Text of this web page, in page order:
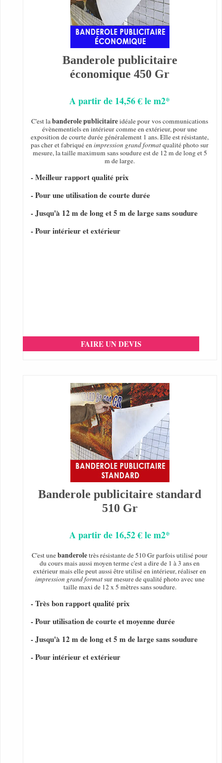
Banderole publicitaire
économique 450 Gr
A partir de 14,56 € le m2*
C'est labanderole publicitaireidéale pour vos communications
évènementiels en intérieur comme en extérieur, pour une
exposition de courte durée généralement 1 ans. Elle est résistante,
pas cher et fabriqué enimpression grand formatqualité photo sur
mesure, la taille maximum sans soudure est de 12 m de long et 5
m de large.
- Meilleur rapport qualité prix
- Pour une utilisation de courte durée
- Jusqu'à 12 m de long et 5 m de large sans soudure
- Pour intérieur et extérieur
FAIRE UN DEVIS
Banderole publicitaire standard
510 Gr
A partir de 16,52 € le m2*
C'est unebanderoletrès résistante de 510 Gr parfois utilisé pour
du cours mais aussi moyen terme c'est a dire de 1 à 3 ans en
extérieur mais elle peut aussi être utilisé en intérieur, réaliser en
impression grand formatsur mesure de qualité photo avec une
taille maxi de 12 x 5 mètres sans soudure.
- Très bon rapport qualité prix
- Pour utilisation de courte et moyenne durée
- Jusqu'à 12 m de long et 5 m de large sans soudure
- Pour intérieur et extérieur